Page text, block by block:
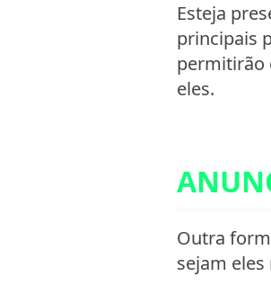
Esteja
principais
permitirão
eles.
Outra
sejam